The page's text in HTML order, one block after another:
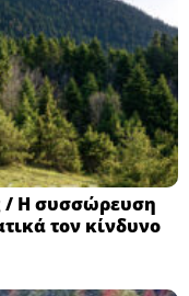
/ Η συσσώρευση
τον κίνδυνο